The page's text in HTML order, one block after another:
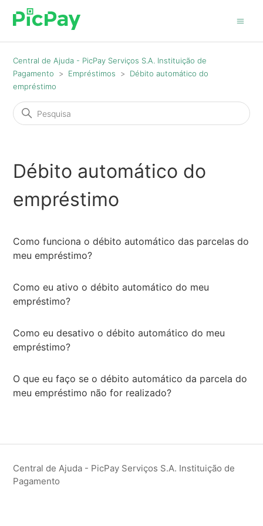
Central de Ajuda - PicPay Serviços S.A. Instituição de
Pagamento
Empréstimos
Débito automático do
empréstimo
Débito automático do
empréstimo
Como funciona o débito automático das parcelas do
meu empréstimo?
Como eu ativo o débito automático do meu
empréstimo?
Como eu desativo o débito automático do meu
empréstimo?
O que eu faço se o débito automático da parcela do
meu empréstimo não for realizado?
Central de Ajuda - PicPay Serviços S.A. Instituição de
Pagamento